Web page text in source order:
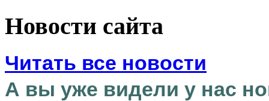
Новости сайта
Читать все новости
А вы уже видели у нас